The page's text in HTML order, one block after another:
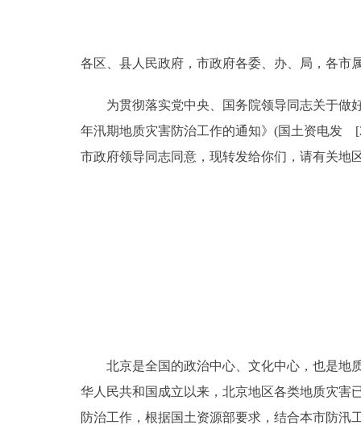
政务服务
个人服务
参与调查
各区、县人民政府，市政府各委、办、局，各市
为贯彻落实党中央、国务院领导同志关于做好
年汛期地质灾害防治工作的通知》(国土资电发
市政府领导同志同意，现转发给你们，请有关地
北京是全国的政治中心、文化中心，也是地质
华人民共和国成立以来，北京地区各类地质灾害
防治工作，根据国土资源部要求，结合本市防汛